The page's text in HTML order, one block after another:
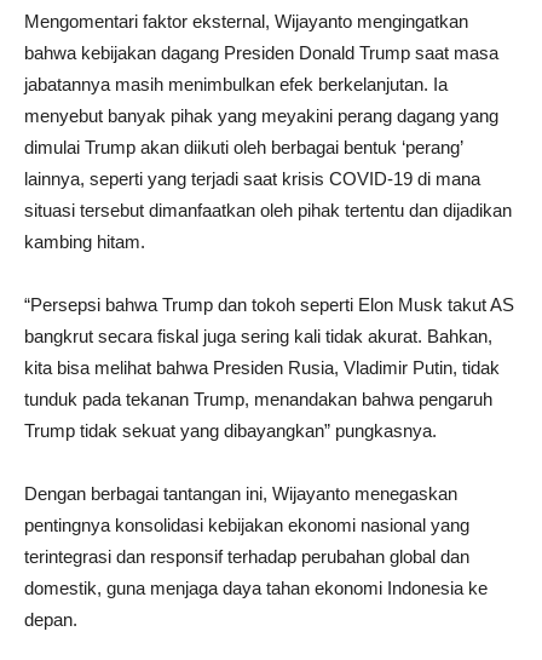
Mengomentari faktor eksternal, Wijayanto mengingatkan
bahwa kebijakan dagang Presiden Donald Trump saat masa
jabatannya masih menimbulkan efek berkelanjutan. Ia
menyebut banyak pihak yang meyakini perang dagang yang
dimulai Trump akan diikuti oleh berbagai bentuk ‘perang’
lainnya, seperti yang terjadi saat krisis COVID-19 di mana
situasi tersebut dimanfaatkan oleh pihak tertentu dan dijadikan
kambing hitam.
“Persepsi bahwa Trump dan tokoh seperti Elon Musk takut AS
bangkrut secara fiskal juga sering kali tidak akurat. Bahkan,
kita bisa melihat bahwa Presiden Rusia, Vladimir Putin, tidak
tunduk pada tekanan Trump, menandakan bahwa pengaruh
Trump tidak sekuat yang dibayangkan” pungkasnya.
Dengan berbagai tantangan ini, Wijayanto menegaskan
pentingnya konsolidasi kebijakan ekonomi nasional yang
terintegrasi dan responsif terhadap perubahan global dan
domestik, guna menjaga daya tahan ekonomi Indonesia ke
depan.